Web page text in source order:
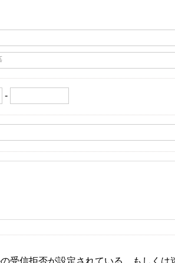
-
受信拒否が設定されている、もしく